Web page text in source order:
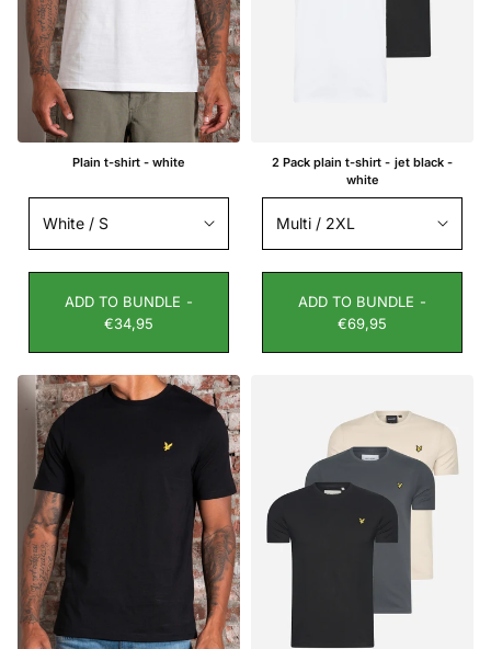
Plain t-shirt - white
ADD TO BUNDLE -
€34,95
2 Pack plain t-shirt - jet black -
white
ADD TO BUNDLE -
€69,95